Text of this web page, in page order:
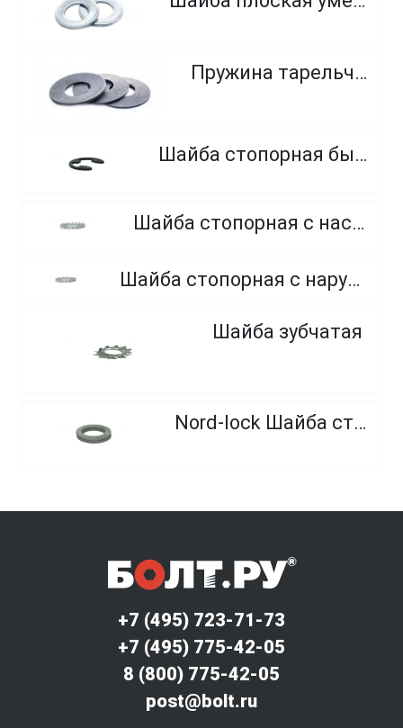
Пружина тарельчатая
Шайба стопорная быстросъемная
Шайба стопорная с насечками (пружинная шайба)
Шайба стопорная с наружными зубцами, из нержавеющей стали
Шайба зубчатая
Nord-lock Шайба стопорная
+7 (495) 723-71-73
+7 (495) 775-42-05
8 (800) 775-42-05
post@bolt.ru